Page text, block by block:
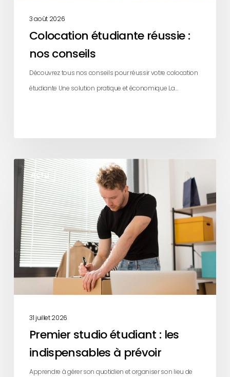
3 août 2026
Colocation étudiante réussie :
nos conseils
Découvrez tous nos conseils pour réussir votre colocation
étudiante Une solution pratique et économique La…
Actu
Premier
studio
étudiant
les
indispensables
à
31 juillet 2026
Premier studio étudiant : les
indispensables à prévoir
Apprendre à gérer son quotidien et organiser son lieu de